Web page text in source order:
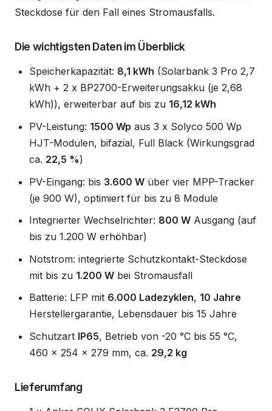
Steckdose für den Fall eines Stromausfalls.
Die wichtigsten Daten im Überblick
Speicherkapazität: 8,1 kWh (Solarbank 3 Pro 2,7
kWh + 2 x BP2700-Erweiterungsakku (je 2,68
kWh)), erweiterbar auf bis zu 16,12 kWh
PV-Leistung: 1500 Wp aus 3 x Solyco 500 Wp
HJT-Modulen, bifazial, Full Black (Wirkungsgrad
ca. 22,5 %)
PV-Eingang: bis 3.600 W über vier MPP-Tracker
(je 900 W), optimiert für bis zu 8 Module
Integrierter Wechselrichter: 800 W Ausgang (auf
bis zu 1.200 W erhöhbar)
Notstrom: integrierte Schutzkontakt-Steckdose
mit bis zu 1.200 W bei Stromausfall
Batterie: LFP mit 6.000 Ladezyklen, 10 Jahre
Herstellergarantie, Lebensdauer bis 15 Jahre
Schutzart IP65, Betrieb von -20 °C bis 55 °C,
460 x 254 x 279 mm, ca. 29,2 kg
Lieferumfang